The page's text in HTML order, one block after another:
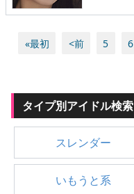
«最初 <前 5 6
タイプ別アイドル検索
スレンダー
いもうと系